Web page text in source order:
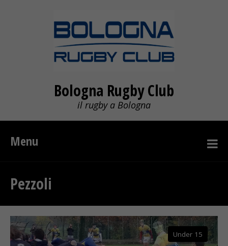
Bologna Rugby Club
il rugby a Bologna
Menu
Pezzoli
Under 15